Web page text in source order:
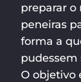
preparar o
peneiras
forma a
pudessem
O objetivo